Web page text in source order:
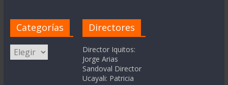
Categorías
Categorías
Directores
Director Iquitos:
Jorge Arias
Sandoval Director
Ucayali: Patricia